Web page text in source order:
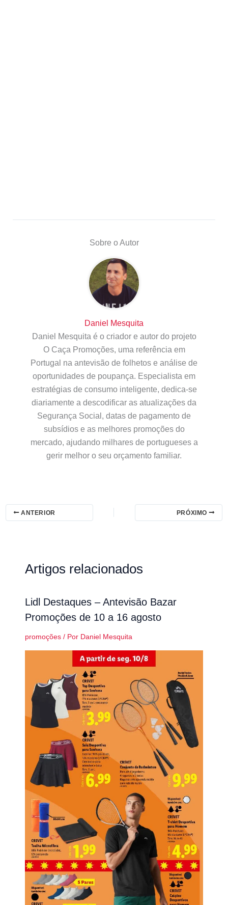
Sobre o Autor
Daniel Mesquita
Daniel Mesquita é o criador e autor do projeto
O Caça Promoções, uma referência em
Portugal na antevisão de folhetos e análise de
oportunidades de poupança. Especialista em
estratégias de consumo inteligente, dedica-se
diariamente a descodificar as atualizações da
Segurança Social, datas de pagamento de
subsídios e as melhores promoções do
mercado, ajudando milhares de portugueses a
gerir melhor o seu orçamento familiar.
ANTERIOR PRÓXIMO
Artigos relacionados
Lidl Destaques – Antevisão Bazar
Promoções de 10 a 16 agosto
promoções/ Por Daniel Mesquita